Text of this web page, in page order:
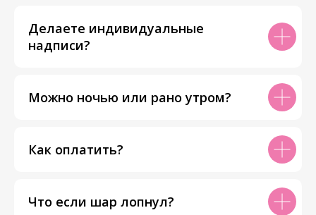
Делаете индивидуальные
надписи?
Можно ночью или рано утром?
Как оплатить?
Что если шар лопнул?